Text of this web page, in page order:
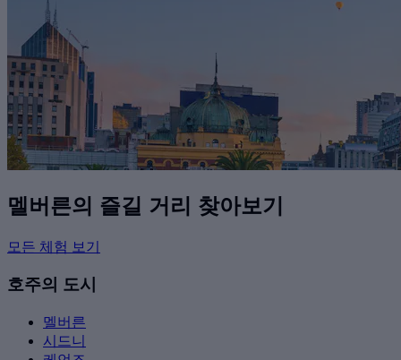
멜버른의 즐길 거리 찾아보기
모든 체험 보기
호주의 도시
멜버른
시드니